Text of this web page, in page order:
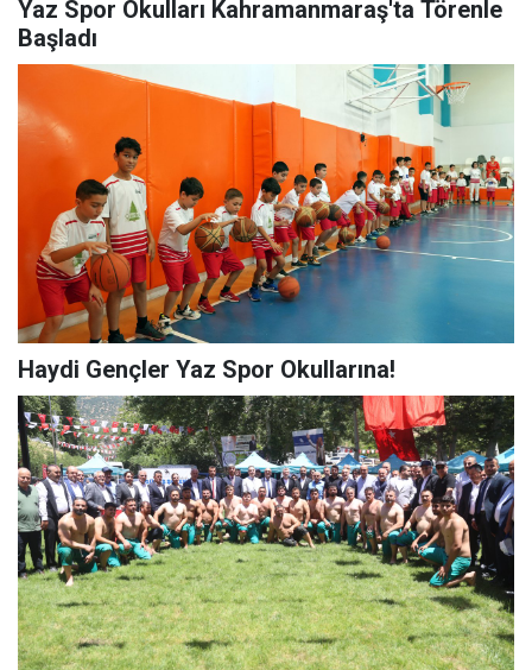
Yaz Spor Okulları Kahramanmaraş'ta Törenle
Başladı
Haydi Gençler Yaz Spor Okullarına!